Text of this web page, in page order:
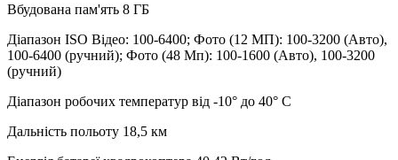
Вбудована пам'ять 8 ГБ
Діапазон ISO Відео: 100-6400; Фото (12 МП): 100-3200 (Авто),
100-6400 (ручний); Фото (48 Мп): 100-1600 (Авто), 100-3200
(ручний)
Діапазон робочих температур від -10° до 40° C
Дальність польоту 18,5 км